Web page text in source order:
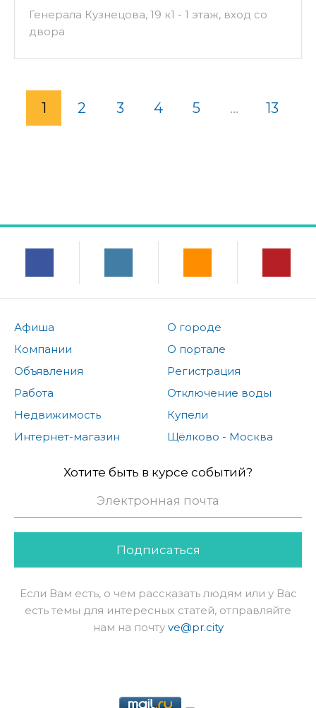
Генерала Кузнецова, 19 к1 - 1 этаж, вход со
двора
1 2 3 4 5 ... 13
Афиша
Компании
Объявления
Работа
Недвижимость
Интернет-магазин
О городе
О портале
Регистрация
Отключение воды
Купели
Щёлково - Москва
Хотите быть в курсе событий?
Подписаться
Если Вам есть, о чем рассказать людям или у Вас
есть темы для интересных статей, отправляйте
нам на почту ve@pr.city